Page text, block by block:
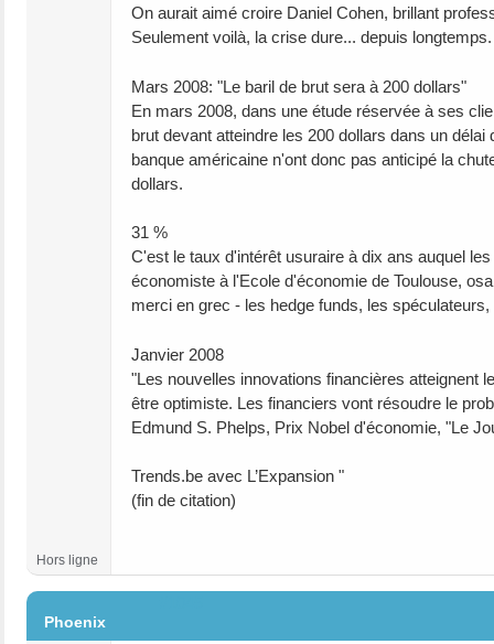
On aurait aimé croire Daniel Cohen, brillant
Seulement voilà, la crise dure... depuis
Mars 2008: "Le baril de brut sera à 200 dollars"
En mars 2008, dans une étude réservée à ses
brut devant atteindre les 200 dollars dans un
banque américaine n'ont donc pas anticipé la
dollars.
31 %
C'est le taux d'intérêt usuraire à dix ans auquel
économiste à l'Ecole d'économie de Toulouse,
merci en grec - les hedge funds, les
Janvier 2008
"Les nouvelles innovations financières atteignent
être optimiste. Les financiers vont résoudre le
Edmund S. Phelps, Prix Nobel d'économie, "Le
Trends.be avec L’Expansion "
(fin de citation)
Hors ligne
Phoenix